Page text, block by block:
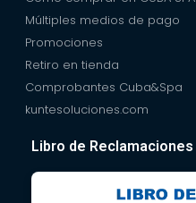
Múltiples medios de pago
Promociones
Retiro en tienda
Comprobantes Cuba&Spa
kuntesoluciones.com
Libro de Reclamaciones